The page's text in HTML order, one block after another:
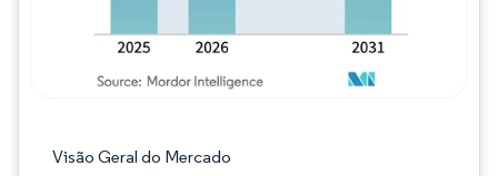
Visão Geral do Mercado